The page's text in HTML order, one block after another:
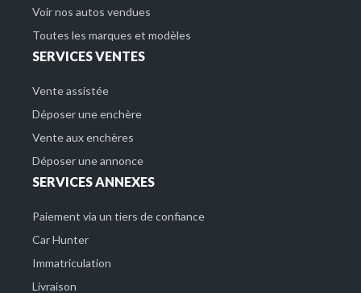
Voir nos autos vendues
Toutes les marques et modèles
SERVICES VENTES
Vente assistée
Déposer une enchère
Vente aux enchères
Déposer une annonce
SERVICES ANNEXES
Paiement via un tiers de confiance
Car Hunter
Immatriculation
Livraison